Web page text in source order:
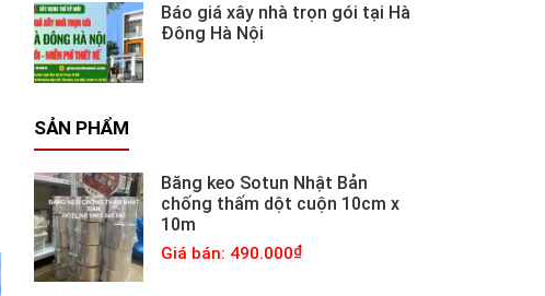
Báo giá xây nhà trọn gói tại Hà
Đông Hà Nội
SẢN PHẨM
Băng keo Sotun Nhật Bản
chống thấm dột cuộn 10cm x
10m
Giá bán: 490.000